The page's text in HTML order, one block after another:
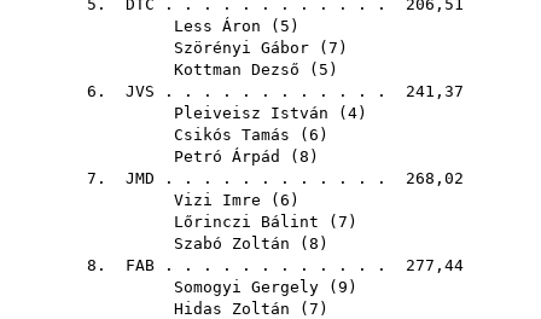
5. DTC . . . . . . . . . . . . 206,51
Less Áron ( 5 )
Szörényi Gábor ( 7 )
Kottman Dezső ( 5 )
6. JVS . . . . . . . . . . . . 241,37
Pleiveisz István ( 4)
Csikós Tamás ( 6 )
Petró Árpád
( 8 )
7. JMD . . . . . . . . . . . . 268,02
Vizi Imre ( 6 )
Lőrinczi Bálint ( 7 )
Szabó Zoltán ( 8 )
8. FAB . . . . . . . . . . . . 277,44
Somogyi Gergely ( 9 )
Hidas Zoltán ( 7 )